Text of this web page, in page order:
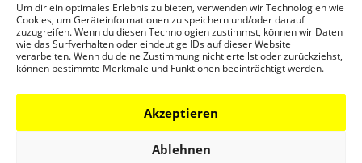
Um dir ein optimales Erlebnis zu bieten, verwenden wir Technologien wie
Cookies, um Geräteinformationen zu speichern und/oder darauf
zuzugreifen. Wenn du diesen Technologien zustimmst, können wir Daten
wie das Surfverhalten oder eindeutige IDs auf dieser Website
verarbeiten. Wenn du deine Zustimmung nicht erteilst oder zurückziehst,
können bestimmte Merkmale und Funktionen beeinträchtigt werden.
Akzeptieren
Ablehnen